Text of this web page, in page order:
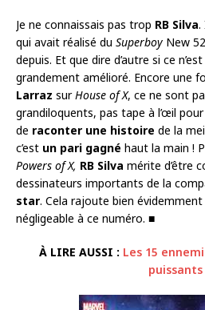
Je ne connaissais pas trop RB Silva.
qui avait réalisé du Superboy New
depuis. Et que dire d’autre si ce
grandement amélioré. Encore une
Larraz sur House of X, ce ne sont
grandiloquents, pas tape à l’œil
de raconter une histoire de la
c’est un pari gagné haut la main !
Powers of X, RB Silva mérite d’être
dessinateurs importants de la
star. Cela rajoute bien
négligeable à ce numéro. ■
À LIRE AUSSI : Les 15
puissants